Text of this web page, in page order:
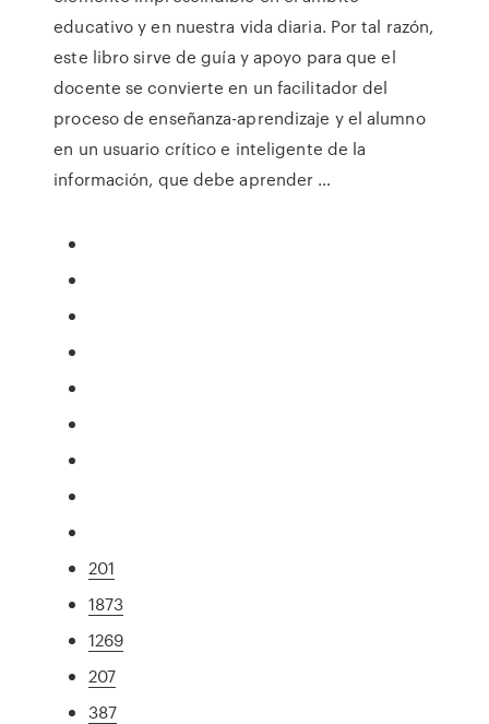
educativo y en nuestra vida diaria. Por tal razón,
este libro sirve de guía y apoyo para que el
docente se convierte en un facilitador del
proceso de enseñanza-aprendizaje y el alumno
en un usuario crítico e inteligente de la
información, que debe aprender …
201
1873
1269
207
387